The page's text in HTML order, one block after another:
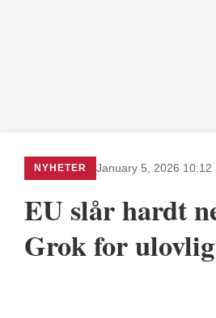
NYHETER January 5, 2026 10:12
EU slår hardt
Grok for